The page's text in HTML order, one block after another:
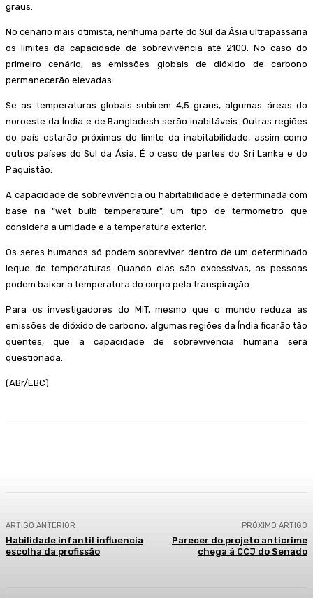
graus.
No cenário mais otimista, nenhuma parte do Sul da Ásia ultrapassaria
os limites da capacidade de sobrevivência até 2100. No caso do
primeiro cenário, as emissões globais de dióxido de carbono
permanecerão elevadas.
Se as temperaturas globais subirem 4,5 graus, algumas áreas do
noroeste da Índia e de Bangladesh serão inabitáveis. Outras regiões
do país estarão próximas do limite da inabitabilidade, assim como
outros países do Sul da Ásia. É o caso de partes do Sri Lanka e do
Paquistão.
A capacidade de sobrevivência ou habitabilidade é determinada com
base na “wet bulb temperature”, um tipo de termômetro que
considera a umidade e a temperatura exterior.
Os seres humanos só podem sobreviver dentro de um determinado
leque de temperaturas. Quando elas são excessivas, as pessoas
podem baixar a temperatura do corpo pela transpiração.
Para os investigadores do MIT, mesmo que o mundo reduza as
emissões de dióxido de carbono, algumas regiões da Índia ficarão tão
quentes, que a capacidade de sobrevivência humana será
questionada.
(ABr/EBC)
ARTIGO ANTERIOR
Habilidade infantil influencia
escolha da profissão
PRÓXIMO ARTIGO
Parecer do projeto anticrime
chega à CCJ do Senado